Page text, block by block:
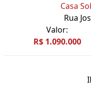
Casa
Rua
Valor:
R$ 1.090.000